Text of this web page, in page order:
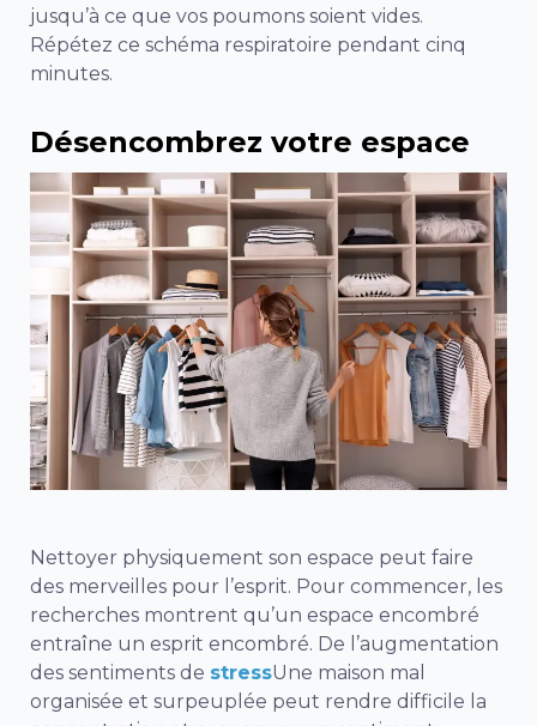
jusqu’à ce que vos poumons soient vides.
Répétez ce schéma respiratoire pendant cinq
minutes.
Désencombrez votre espace
Nettoyer physiquement son espace peut faire
des merveilles pour l’esprit. Pour commencer, les
recherches montrent qu’un espace encombré
entraîne un esprit encombré. De l’augmentation
des sentiments de stressUne maison mal
organisée et surpeuplée peut rendre difficile la